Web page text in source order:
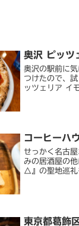
奥沢 ピッツ
奥沢の駅前に
つけたので、
ッツェリア イ
コーヒーハ
せっかく名古
みの居酒屋の
△』の聖地巡礼
東京都葛飾